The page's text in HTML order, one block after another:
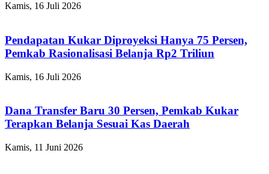
Kamis, 16 Juli 2026
Pendapatan Kukar Diproyeksi Hanya 75 Persen,
Pemkab Rasionalisasi Belanja Rp2 Triliun
Kamis, 16 Juli 2026
Dana Transfer Baru 30 Persen, Pemkab Kukar
Terapkan Belanja Sesuai Kas Daerah
Kamis, 11 Juni 2026